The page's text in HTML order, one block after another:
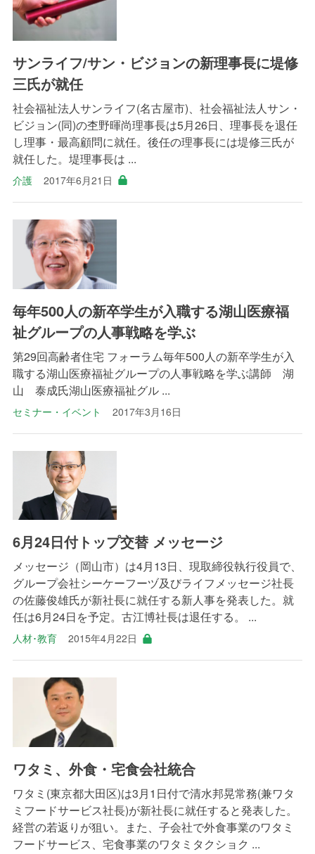
サンライフ/サン・ビジョンの新理事長に堤修
三氏が就任
社会福祉法人サンライフ(名古屋市)、社会福祉法人サン・
ビジョン(同)の杢野暉尚理事長は5月26日、理事長を退任
し理事・最高顧問に就任。後任の理事長には堤修三氏が
就任した。堤理事長は ...
介護 2017年6月21日
毎年500人の新卒学生が入職する湖山医療福
祉グループの人事戦略を学ぶ
第29回高齢者住宅 フォーラム毎年500人の新卒学生が入
職する湖山医療福祉グループの人事戦略を学ぶ講師 湖
山 泰成氏湖山医療福祉グル ...
セミナー・イベント 2017年3月16日
6月24日付トップ交替 メッセージ
メッセージ（岡山市）は4月13日、現取締役執行役員で、
グループ会社シーケーフーヅ及びライフメッセージ社長
の佐藤俊雄氏が新社長に就任する新人事を発表した。就
任は6月24日を予定。古江博社長は退任する。 ...
人材･教育 2015年4月22日
ワタミ、外食・宅食会社統合
ワタミ(東京都大田区)は3月1日付で清水邦晃常務(兼ワタ
ミフードサービス社長)が新社長に就任すると発表した。
経営の若返りが狙い。また、子会社で外食事業のワタミ
フードサービス、宅食事業のワタミタクショク ...